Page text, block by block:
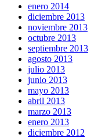
enero 2014
diciembre 2013
noviembre 2013
octubre 2013
septiembre 2013
agosto 2013
julio 2013
junio 2013
mayo 2013
abril 2013
marzo 2013
enero 2013
diciembre 2012